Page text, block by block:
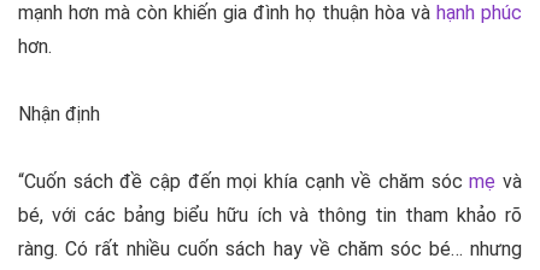
mạnh hơn mà còn khiến gia đình họ thuận hòa và hạnh phúc
hơn.
Nhận định
“Cuốn sách đề cập đến mọi khía cạnh về chăm sócmẹ và
bé, với các bảng biểu hữu ích và thông tin tham khảo rõ
ràng. Có rất nhiều cuốn sách hay về chăm sóc bé… nhưng